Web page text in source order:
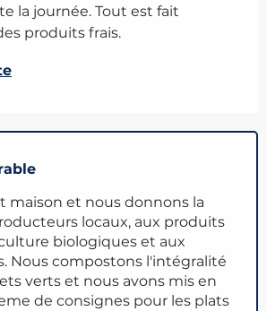
la journée. Tout est fait
produits frais.
maison et nous donnons la
locaux, aux produits
biologiques et aux
Nous compostons l'intégralité
verts et nous avons mis en
de consignes pour les plats